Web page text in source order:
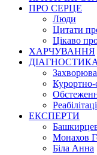
ПРО СЕРЦЕ
Люди
Цитати
Цікаво
ХАРЧУВАННЯ
Курортно-
ЕКСПЕРТИ
Монахов
Біла Анна